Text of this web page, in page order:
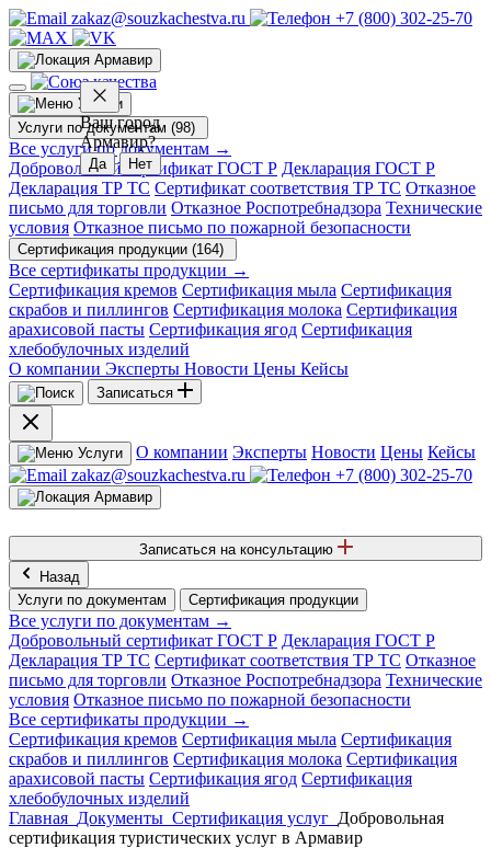
zakaz@souzkachestva.ru +7 (800) 302-25-70
Армавир
Услуги
Услуги по документам (98)
Все услуги по документам →
Добровольный сертификат ГОСТ Р Декларация ГОСТ Р
Декларация ТР ТС Сертификат соответствия ТР ТС Отказное
письмо для торговли Отказное Роспотребнадзора Технические
условия Отказное письмо по пожарной безопасности
Сертификация продукции (164)
Все сертификаты продукции →
Сертификация кремов Сертификация мыла Сертификация
скрабов и пиллингов Сертификация молока Сертификация
арахисовой пасты Сертификация ягод Сертификация
хлебобулочных изделий
О компании Эксперты Новости Цены Кейсы
Записаться
Услуги О компании Эксперты Новости Цены Кейсы
zakaz@souzkachestva.ru
+7 (800) 302-25-70
Армавир
Записаться на консультацию
Назад
Услуги по документам
Сертификация продукции
Все услуги по документам →
Добровольный сертификат ГОСТ Р Декларация ГОСТ Р
Декларация ТР ТС Сертификат соответствия ТР ТС Отказное
письмо для торговли Отказное Роспотребнадзора Технические
условия Отказное письмо по пожарной безопасности
Все сертификаты продукции →
Сертификация кремов Сертификация мыла Сертификация
скрабов и пиллингов Сертификация молока Сертификация
арахисовой пасты Сертификация ягод Сертификация
хлебобулочных изделий
Главная Документы Сертификация услуг Добровольная
сертификация туристических услуг в Армавир
Ваш город
Армавир?
Да Нет